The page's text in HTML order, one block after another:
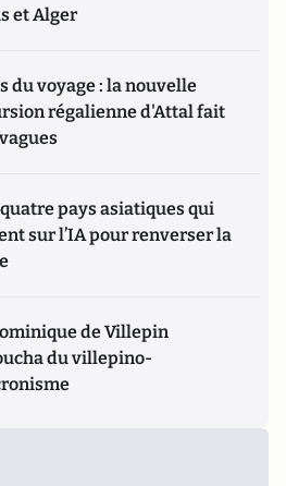
et Alger
du voyage : la nouvelle
régalienne d'Attal fait
quatre pays asiatiques qui
sur l’IA pour renverser la
de Villepin
du villepino-